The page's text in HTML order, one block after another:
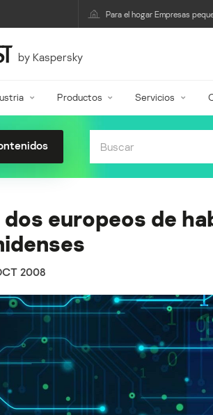
Para el hogar Empresas
by Kaspersky
Productos Servicios
dos europeos de
2008